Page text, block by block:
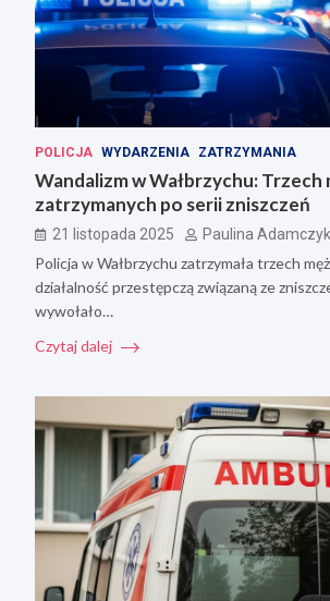
POLICJA WYDARZENIA ZATRZYMANIA
Wandalizm w Wałbrzychu: Trzech
zatrzymanych po serii zniszczeń
21 listopada 2025 Paulina Adamczyk
Policja w Wałbrzychu zatrzymała trzech
działalność przestępczą związaną ze
wywołało…
Czytaj dalej